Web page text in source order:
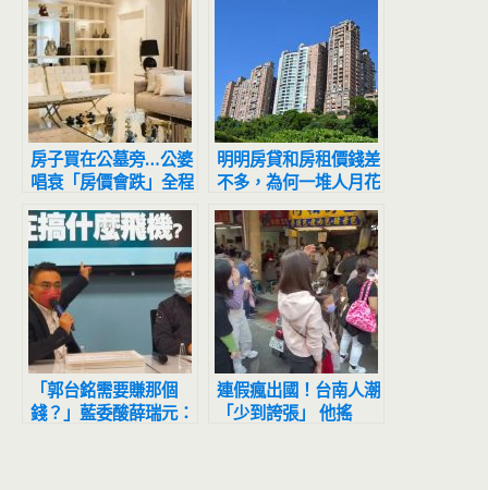
房子買在公墓旁…公婆
唱衰「房價會跌」全程
擺臭臉 人妻怒噴：等
到都買不起
明明房貸和房租價錢差
不多，為何一堆人月花
2萬租房不買房？過來
人曝關鍵原因，不只因
為頭期款
「郭台銘需要賺那個
錢？」藍委酸薛瑞元：
連假瘋出國！台南人潮
「少到誇張」 他搖